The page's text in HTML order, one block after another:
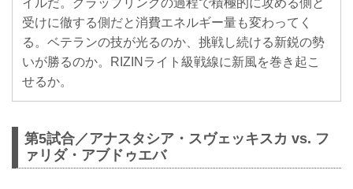
イルだ。グラップリングの過程で積極的に攻める側と
受けに徹する側だと消費エネルギー量も変わってく
る。ベテランの技が光るのか、挑戦し続ける新鋭の勢
いが勝るのか。RIZINライト級戦線に新風を巻き起こ
せるか。
第5試合／アナスタシア・スヴェッキスカ vs. フ
ァリダ・アブドゥエバ